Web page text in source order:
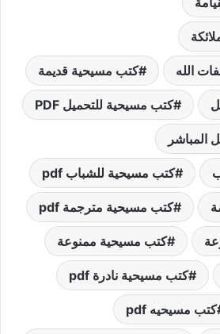
الله كتب مسيحية قديمة
كتب مسيحية للتحميل PDF
المباشر
كتب مسيحية للشباب pdf
كتب مسيحية مترجمة pdf
كتب مسيحية ممنوعة
كتب مسيحية نادرة pdf
كتب مسيحيه pdf